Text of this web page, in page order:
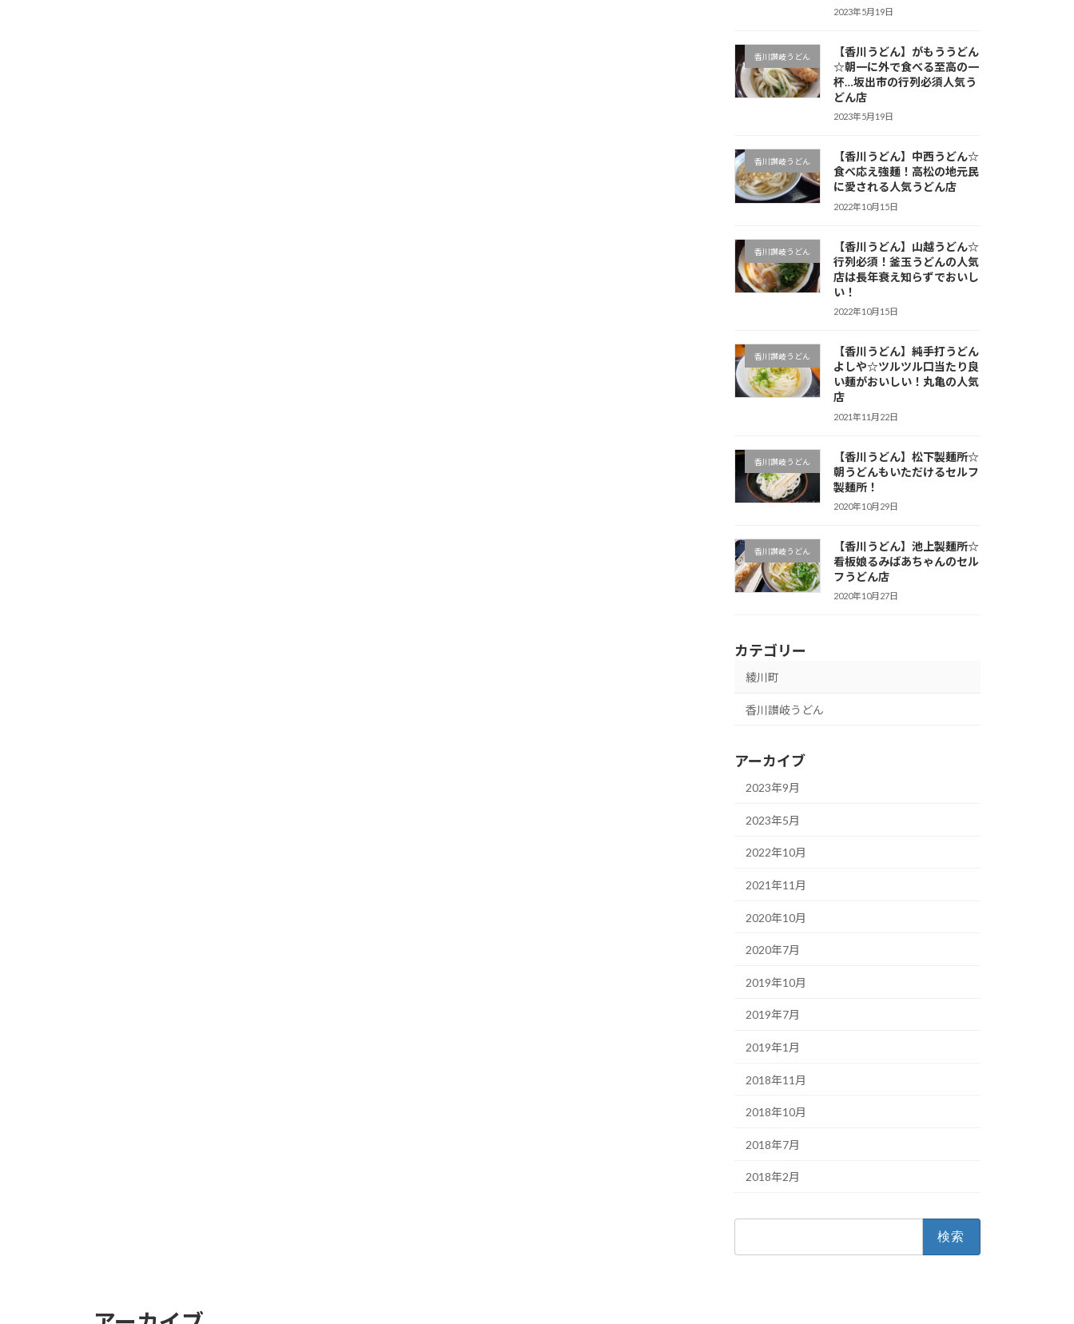
2023年5月19日
香川讃岐うどん
【香川うどん】がもううどん
☆朝一に外で食べる至高の一
杯…坂出市の行列必須人気う
どん店
2023年5月19日
香川讃岐うどん
【香川うどん】中西うどん☆
食べ応え強麺！高松の地元民
に愛される人気うどん店
2022年10月15日
香川讃岐うどん
【香川うどん】山越うどん☆
行列必須！釜玉うどんの人気
店は長年衰え知らずでおいし
い！
2022年10月15日
香川讃岐うどん
【香川うどん】純手打うどん
よしや☆ツルツル口当たり良
い麺がおいしい！丸亀の人気
店
2021年11月22日
香川讃岐うどん
【香川うどん】松下製麺所☆
朝うどんもいただけるセルフ
製麺所！
2020年10月29日
香川讃岐うどん
【香川うどん】池上製麺所☆
看板娘るみばあちゃんのセル
フうどん店
2020年10月27日
カテゴリー
綾川町
香川讃岐うどん
アーカイブ
2023年9月
2023年5月
2022年10月
2021年11月
2020年10月
2020年7月
2019年10月
2019年7月
2019年1月
2018年11月
2018年10月
2018年7月
2018年2月